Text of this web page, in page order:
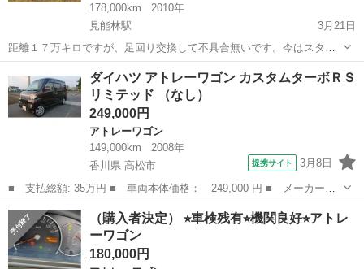
178,000km
2010年
見能林駅
3月21日
距離１７万キロですが、足回り交換して不具合無いです。今はスタッ
ドレスを履かせてます。話の早い方、常識的な値引き交渉の方優先
で。今週中に売れなかったら抹消して置いておきます！四駆ですが燃
費は、街乗りで１０キロです。今週売れなけ...
見能林駅 アトレーワゴン スタッドレス
ダイハツ アトレーワゴン カスタムターボＲＳ
リミテッド （なし）
249,000円
アトレーワゴン
149,000km
2008年
香川県 高松市
提携サイト 3月8日
■ 支払総額: 35万円 ■ 車両本体価格： 249,000 円 ■ メーカー
名： ダイハツ ■ 車種名： アトレーワゴン ■ グレード名： カ
スタムターボＲＳリミテッド ■ 排気量： 660cc ■ ドア枚数：
5D ■...
香川 高松市 アトレーワゴン
（購入者決定） ⭐︎車検残有⭐︎機関良好⭐︎アトレ
ーワゴン
180,000円